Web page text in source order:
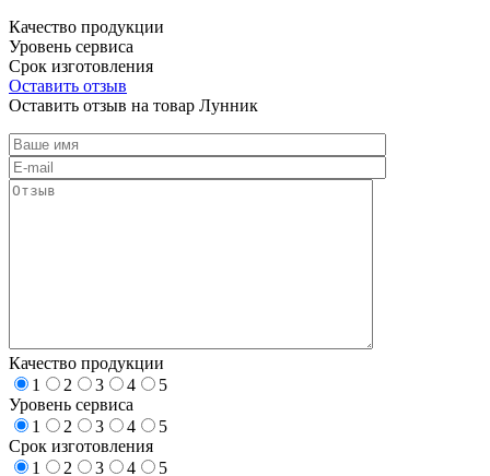
Качество продукции
Уровень сервиса
Срок изготовления
Оставить отзыв
Оставить отзыв на товар Лунник
Качество продукции
1
2 3 4
5
Уровень сервиса
1
2 3 4
5
Срок изготовления
1
2 3 4 5